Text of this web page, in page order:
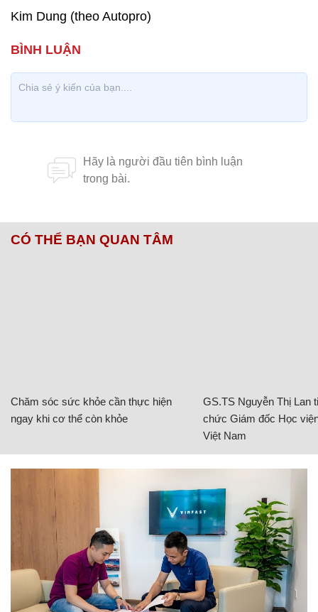
Kim Dung (theo Autopro)
CÓ THỂ BẠN QUAN TÂM
Chăm sóc sức khỏe cần thực hiện
ngay khi cơ thể còn khỏe
GS.TS Nguyễn Thị Lan
chức Giám đốc Học
Việt Nam